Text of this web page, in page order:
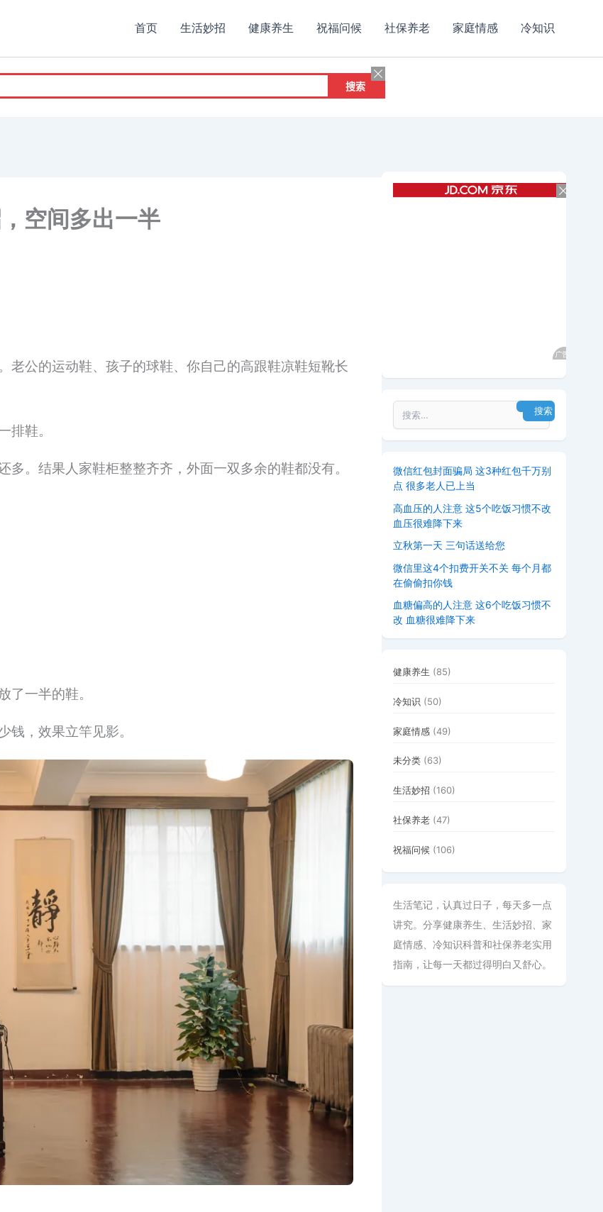
首页 生活妙招 健康养生 祝福问候 社保养老 家庭情感 冷知识
空间多出一半
老公的运动鞋、孩子的球鞋、你自己的高跟鞋凉鞋短靴长
排鞋。
多。结果人家鞋柜整整齐齐，外面一双多余的鞋都没有。
了一半的鞋。
钱，效果立竿见影。
微信红包封面骗局 这3种红包千万别
点 很多老人已上当
高血压的人注意 这5个吃饭习惯不改
血压很难降下来
立秋第一天 三句话送给您
微信里这4个扣费开关不关 每个月都
在偷偷扣你钱
血糖偏高的人注意 这6个吃饭习惯不
改 血糖很难降下来
健康养生 (85)
冷知识 (50)
家庭情感 (49)
未分类 (63)
生活妙招 (160)
社保养老 (47)
祝福问候 (106)
生活笔记，认真过日子，每天多一点
讲究。分享健康养生、生活妙招、家
庭情感、冷知识科普和社保养老实用
指南，让每一天都过得明白又舒心。